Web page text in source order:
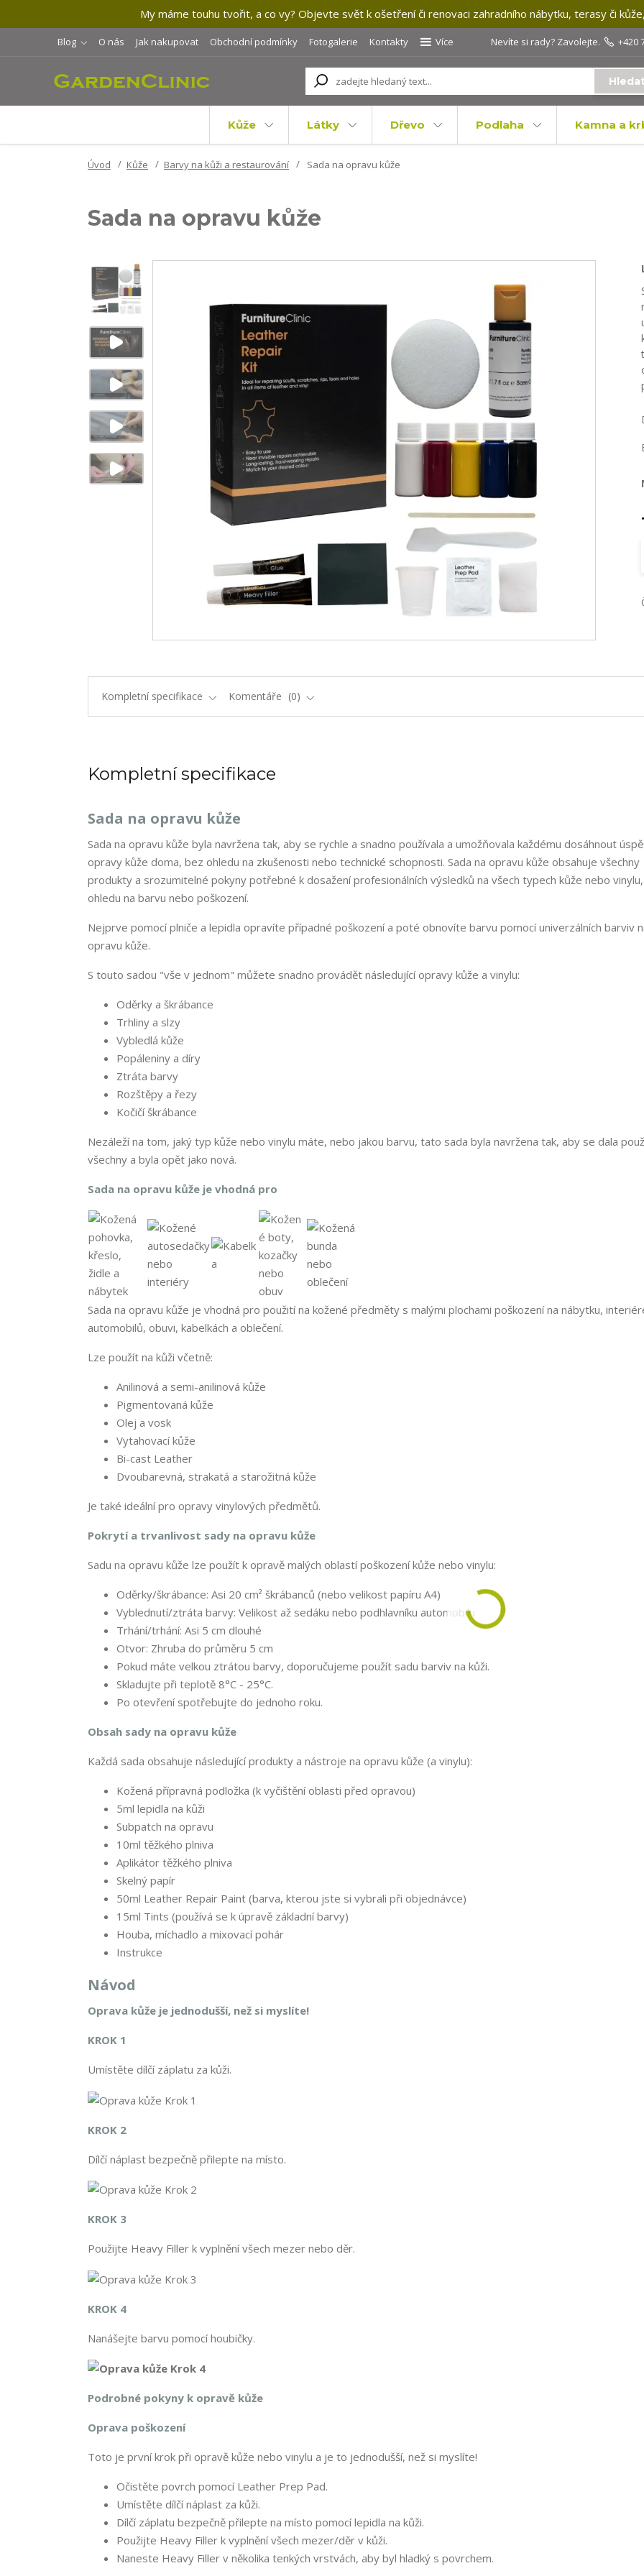
My máme touhu tvořit, a co vy? Objevte svět k ošetření či renovaci zahradního nábytku, terasy či
Blog O nás Jak nakupovat Obchodní podmínky Fotogalerie Kontakty Více Nevíte si rady? Zavolejte. +420
Kůže Látky Dřevo Podlaha Kamna a
Úvod Kůže Barvy na kůži a restaurování Sada na opravu kůže
Sada na opravu kůže
Kompletní specifikace Komentáře 0
Kompletní specifikace
Sada na opravu kůže
Sada na opravu kůže byla navržena tak, aby se rychle a snadno používala a umožňovala každému dosáhnout
opravy kůže doma, bez ohledu na zkušenosti nebo technické schopnosti. Sada na opravu kůže obsahuje všechny
produkty a srozumitelné pokyny potřebné k dosažení profesionálních výsledků na všech typech kůže nebo
ohledu na barvu nebo poškození.
Nejprve pomocí plniče a lepidla opravíte případné poškození a poté obnovíte barvu pomocí univerzálních barviv
opravu kůže.
S touto sadou "vše v jednom" můžete snadno provádět následující opravy kůže a vinylu:
Oděrky a škrábance
Trhliny a slzy
Vybledlá kůže
Popáleniny a díry
Ztráta barvy
Rozštěpy a řezy
Kočičí škrábance
Nezáleží na tom, jaký typ kůže nebo vinylu máte, nebo jakou barvu, tato sada byla navržena tak, aby se dala
všechny a byla opět jako nová.
Sada na opravu kůže je vhodná pro
Sada na opravu kůže je vhodná pro použití na kožené předměty s malými plochami poškození na nábytku,
automobilů, obuvi, kabelkách a oblečení.
Lze použít na kůži včetně:
Anilinová a semi-anilinová kůže
Pigmentovaná kůže
Olej a vosk
Vytahovací kůže
Bi-cast Leather
Dvoubarevná, strakatá a starožitná kůže
Je také ideální pro opravy vinylových předmětů.
Pokrytí a trvanlivost sady na opravu kůže
Sadu na opravu kůže lze použít k opravě malých oblastí poškození kůže nebo vinylu:
Oděrky/škrábance: Asi 20 cm² škrábanců (nebo velikost papíru A4)
Vyblednutí/ztráta barvy: Velikost až sedáku nebo podhlavníku automobilu
Trhání/trhání: Asi 5 cm dlouhé
Otvor: Zhruba do průměru 5 cm
Pokud máte velkou ztrátou barvy, doporučujeme použít sadu barviv na kůži.
Skladujte při teplotě 8°C - 25°C.
Po otevření spotřebujte do jednoho roku.
Obsah sady na opravu kůže
Každá sada obsahuje následující produkty a nástroje na opravu kůže (a vinylu):
Kožená přípravná podložka (k vyčištění oblasti před opravou)
5ml lepidla na kůži
Subpatch na opravu
10ml těžkého plniva
Aplikátor těžkého plniva
Skelný papír
50ml Leather Repair Paint (barva, kterou jste si vybrali při objednávce)
15ml Tints (používá se k úpravě základní barvy)
Houba, míchadlo a mixovací pohár
Instrukce
Návod
Oprava kůže je jednodušší, než si myslíte!
KROK 1
Umístěte dílčí záplatu za kůži.
KROK 2
Dílčí náplast bezpečně přilepte na místo.
KROK 3
Použijte Heavy Filler k vyplnění všech mezer nebo děr.
KROK 4
Nanášejte barvu pomocí houbičky.
Podrobné pokyny k opravě kůže
Oprava poškození
Toto je první krok při opravě kůže nebo vinylu a je to jednodušší, než si myslíte!
Očistěte povrch pomocí Leather Prep Pad.
Umístěte dílčí náplast za kůži.
Dílčí záplatu bezpečně přilepte na místo pomocí lepidla na kůži.
Použijte Heavy Filler k vyplnění všech mezer/děr v kůži.
Naneste Heavy Filler v několika tenkých vrstvách, aby byl hladký s povrchem.